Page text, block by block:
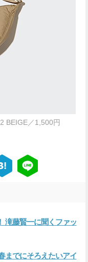
BEIGE／1,500円
滝藤賢一に聞くファッ
までにそろえたいアイ